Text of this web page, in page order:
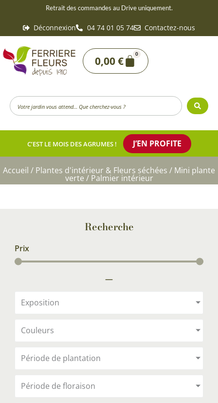
contenu
Retrait des commandes au Drive uniquement.
Déconnexion 04 74 01 05 74 Contactez-nous
0,00€
0
Panier
Search
...
C’EST LE MOIS DES AGRUMES ! J’EN PROFITE
Accueil / Plantes d'intérieur & Fleurs séchées / Mini plante
verte / Palmier intérieur
Recherche
Prix
—
Exposition
Couleurs
Période de plantation
Période de floraison